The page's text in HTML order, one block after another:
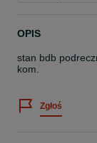
OPIS
stan bdb
kom.
Zgłoś